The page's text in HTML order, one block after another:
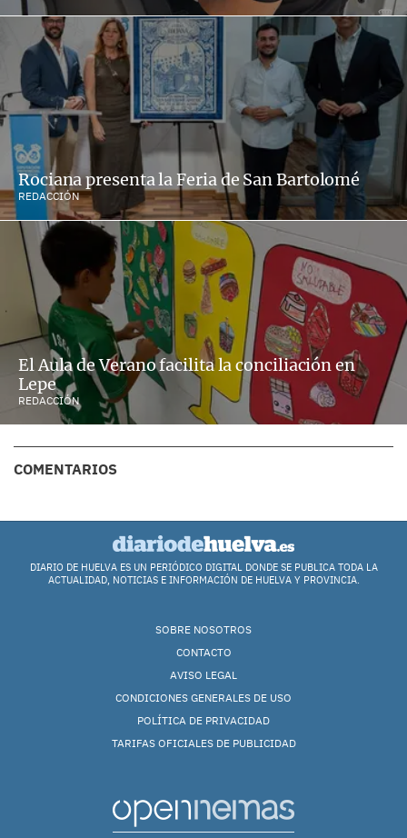
Rociana presenta la Feria de San Bartolomé
REDACCIÓN
El Aula de Verano facilita la conciliación en
Lepe
REDACCIÓN
COMENTARIOS
DIARIO DE HUELVA ES UN PERIÓDICO DIGITAL DONDE SE PUBLICA TODA LA
ACTUALIDAD, NOTICIAS E INFORMACIÓN DE HUELVA Y PROVINCIA.
SOBRE NOSOTROS
CONTACTO
AVISO LEGAL
CONDICIONES GENERALES DE USO
POLÍTICA DE PRIVACIDAD
TARIFAS OFICIALES DE PUBLICIDAD